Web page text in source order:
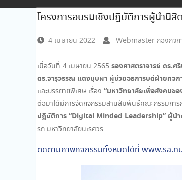
โครงการอบรมเชิงปฎิบัติการผู้นำนิ
4 เมษายน 2022 Webmaster กองกิจก
เมื่อวันที่ 4 เมษายน 2565 รองศาสตราจารย์ ดร.
ดร.จารุวรรณ แดงบุบผา ผู้ช่วยอธิการบดีฝ่ายกิจก
และบรรยายพิเศษ เรื่อง “มหาวิทยาลัยเพื่อสังคมข
ต่อมาได้มีการจัดกิจกรรมสานสัมพันธ์คณะกรรมการ
ปฎิบัติการ “Digital Minded Leadership” ผู้น
รถ มหาวิทยาลัยนเรศวร
ติดตามภาพกิจกรรมทั้งหมดได้ที่